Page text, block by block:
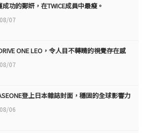
功的鄭妍，在TWICE成員中最瘦。
07
ONE LEO，令人目不轉睛的視覺存在感
07
登上日本雜誌封面，穩固的全球影響力
06